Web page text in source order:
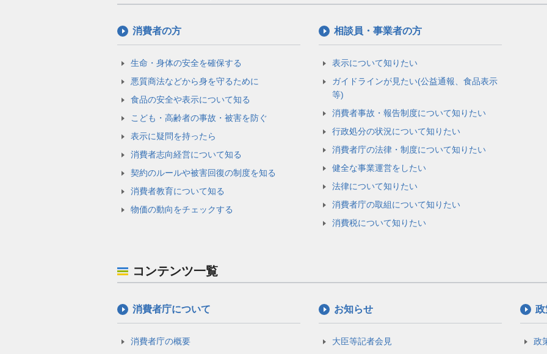
消費者の方
生命・身体の安全を確保する
悪質商法などから身を守るために
食品の安全や表示について知る
こども・高齢者の事故・被害を防ぐ
表示に疑問を持ったら
消費者志向経営について知る
契約のルールや被害回復の制度を知る
消費者教育について知る
物価の動向をチェックする
相談員・事業者の方
表示について知りたい
ガイドラインが見たい(公益通報、食品表示
等)
消費者事故・報告制度について知りたい
行政処分の状況について知りたい
消費者庁の法律・制度について知りたい
健全な事業運営をしたい
法律について知りたい
消費者庁の取組について知りたい
消費税について知りたい
コンテンツ一覧
消費者庁について
消費者庁の概要
お知らせ
大臣等記者会見
政
政